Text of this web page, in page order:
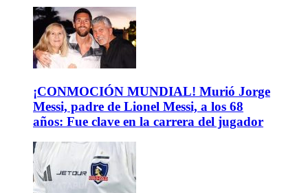
¡CONMOCIÓN MUNDIAL! Murió Jorge
Messi, padre de Lionel Messi, a los 68
años: Fue clave en la carrera del jugador